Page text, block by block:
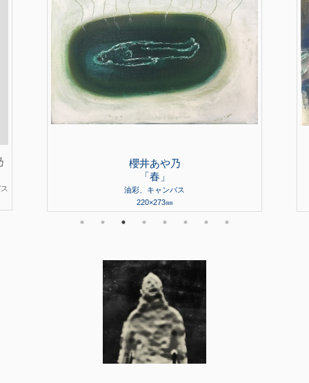
櫻井あや乃
「春」
油彩、キャンバス
220×273㎜